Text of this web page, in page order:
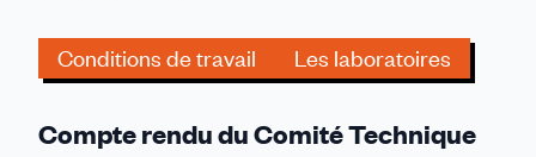
mars
20)
Conditions de travail Les laboratoires
Compte rendu du Comité Technique